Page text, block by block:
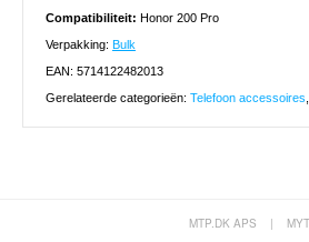
Compatibiliteit: Honor 200 Pro
Verpakking: Bulk
EAN: 5714122482013
Gerelateerde categorieën: Telefoon accessoires
MTP.DK APS |